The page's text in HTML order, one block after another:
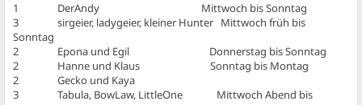
1 DerAndy Mittwoch bis Sonntag
3 sirgeier, ladygeier, kleiner Hunter Mittwoch früh bis
Sonntag
2 Epona und Egil Donnerstag bis Sonntag
2 Hanne und Klaus Sonntag bis Montag
2 Gecko und Kaya
3 Tabula, BowLaw, LittleOne Mittwoch Abend bis